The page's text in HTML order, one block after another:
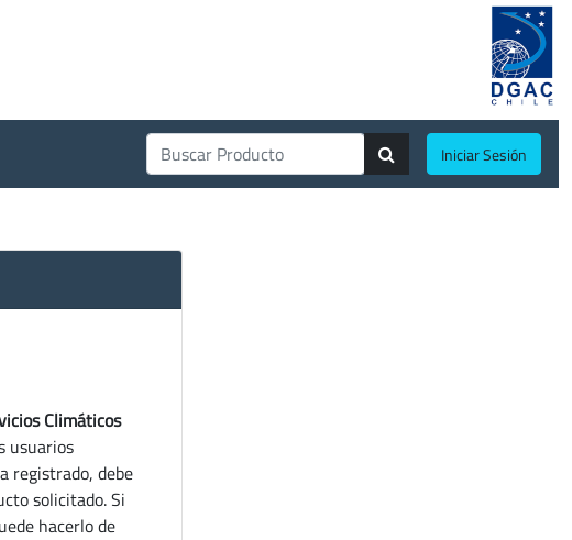
Iniciar Sesión
Climáticos
usuarios
registrado, debe
solicitado. Si
hacerlo de